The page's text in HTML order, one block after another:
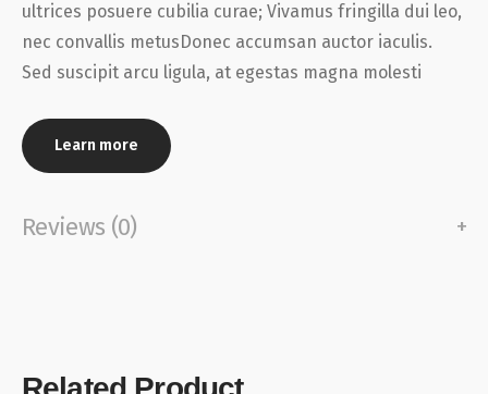
ultrices posuere cubilia curae; Vivamus fringilla dui leo,
nec convallis metusDonec accumsan auctor iaculis.
Sed suscipit arcu ligula, at egestas magna molesti
Learn more
Reviews (0)